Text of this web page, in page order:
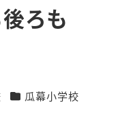
ろも
カテゴリー
瓜幕小学校